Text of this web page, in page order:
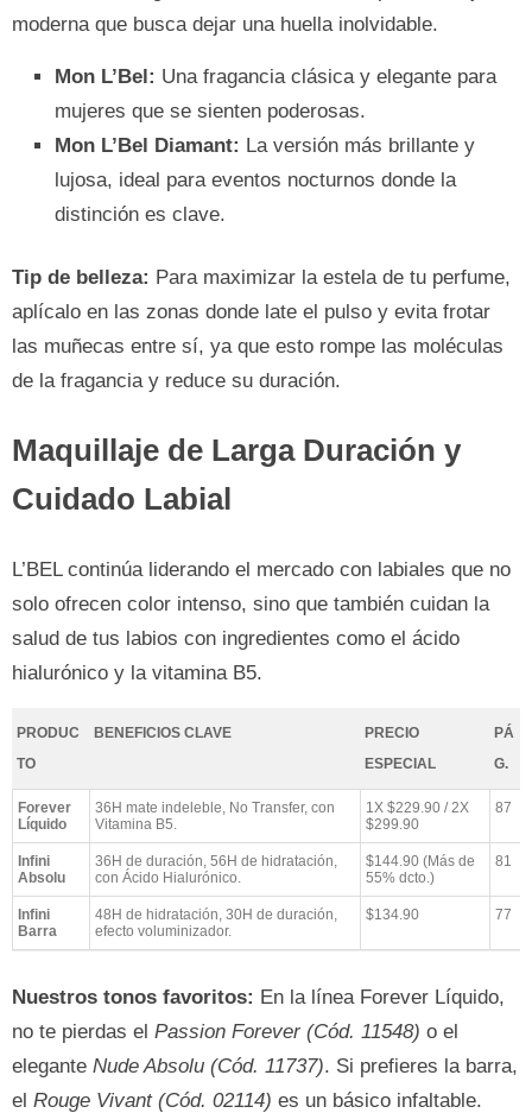
moderna que busca dejar una huella inolvidable.
Mon L’Bel: Una fragancia clásica y elegante para
mujeres que se sienten poderosas.
Mon L’Bel Diamant: La versión más brillante y
lujosa, ideal para eventos nocturnos donde la
distinción es clave.
Tip de belleza: Para maximizar la estela de tu perfume,
aplícalo en las zonas donde late el pulso y evita frotar
las muñecas entre sí, ya que esto rompe las moléculas
de la fragancia y reduce su duración.
Maquillaje de Larga Duración y
Cuidado Labial
L’BEL continúa liderando el mercado con labiales que no
solo ofrecen color intenso, sino que también cuidan la
salud de tus labios con ingredientes como el ácido
hialurónico y la vitamina B5.
PRODUC
TO
BENEFICIOS CLAVE
PRECIO
ESPECIAL
PÁ
G.
Forever
Líquido
36H mate indeleble, No Transfer, con
Vitamina B5.
1X $229.90 / 2X
$299.90
87
Infini
Absolu
36H de duración, 56H de hidratación,
con Ácido Hialurónico.
$144.90 (Más de
55% dcto.)
81
Infini
Barra
48H de hidratación, 30H de duración,
efecto voluminizador.
$134.90 77
Nuestros tonos favoritos: En la línea Forever Líquido,
no te pierdas el Passion Forever (Cód. 11548) o el
elegante Nude Absolu (Cód. 11737). Si prefieres la barra,
el Rouge Vivant (Cód. 02114) es un básico infaltable.